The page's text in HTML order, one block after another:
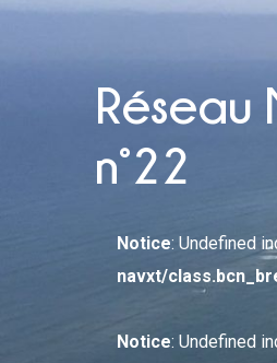
Réseau
n°22
Notice: Undefined
navxt/
Notice: Undefined